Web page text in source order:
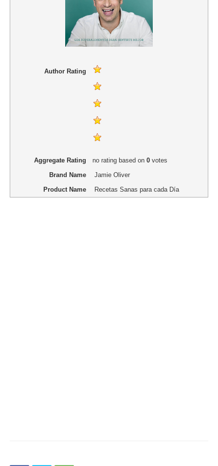
Author Rating
Aggregate Rating no ratingbased on 0votes
Brand Name
Jamie Oliver
Product Name
Recetas Sanas para cada Día